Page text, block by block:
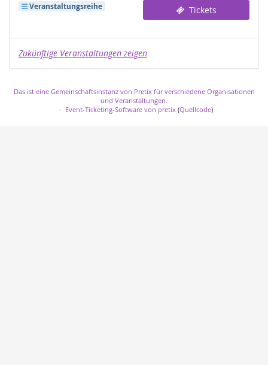
Veranstaltungsreihe Tickets
Zukünftige Veranstaltungen zeigen
Das ist eine Gemeinschaftsinstanz von Pretix für verschiedene Organisationen
und Veranstaltungen.
Event-Ticketing-Software von pretix(Quellcode)